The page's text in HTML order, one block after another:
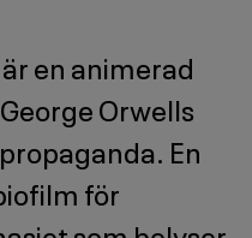
en animerad
Orwells
En
för